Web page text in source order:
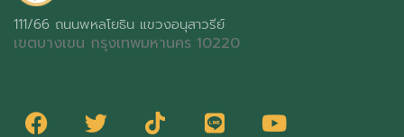
111/66 ถนนพหลโยธิน แขวงอนุสาวรีย์
เขตบางเขน กรุงเทพมหานคร 10220